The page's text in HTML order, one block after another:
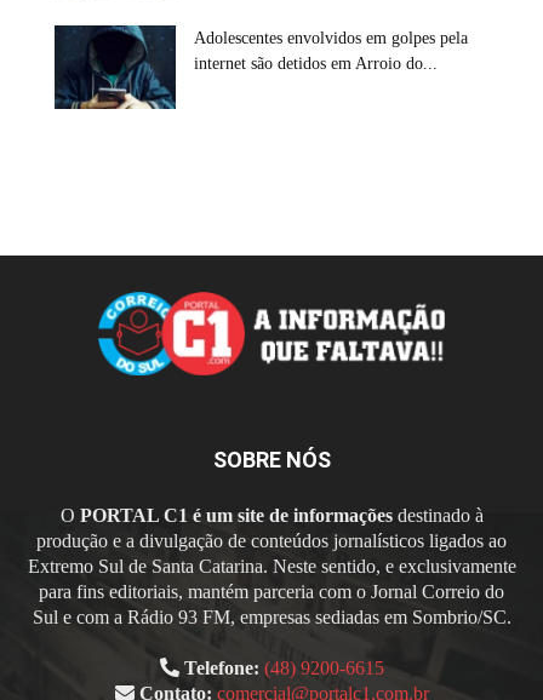
Adolescentes envolvidos em golpes pela
internet são detidos em Arroio do...
SOBRE NÓS
O PORTAL C1 é um site de informaçõesdestinado à
produção e a divulgação de conteúdos jornalísticos ligados ao
Extremo Sul de Santa Catarina. Neste sentido, e exclusivamente
para fins editoriais, mantém parceria com o Jornal Correio do
Sul e com a Rádio 93 FM, empresas sediadas em Sombrio/SC.
Telefone: (48) 9200-6615
Contato: comercial@portalc1.com.br